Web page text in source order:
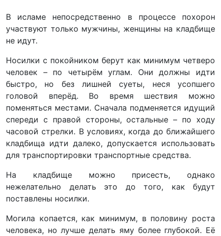
В исламе непосредственно в процессе похорон
участвуют только мужчины, женщины на кладбище
не идут.
Носилки с покойником берут как минимум четверо
человек – по четырём углам. Они должны идти
быстро, но без лишней суеты, неся усопшего
головой вперёд. Во время шествия можно
поменяться местами. Сначала подменяется идущий
спереди с правой стороны, остальные – по ходу
часовой стрелки. В условиях, когда до ближайшего
кладбища идти далеко, допускается использовать
для транспортировки транспортные средства.
На кладбище можно присесть, однако
нежелательно делать это до того, как будут
поставлены носилки.
Могила копается, как минимум, в половину роста
человека, но лучше делать яму более глубокой. Её